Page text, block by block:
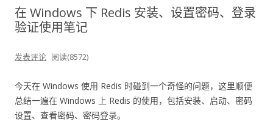
在 Windows 下 Redis 安装、设置密码、登录
验证使用笔记
发表评论 阅读(8572)
今天在 Windows 使用 Redis 时碰到一个奇怪的问题，这里顺便
总结一遍在 Windows 上 Redis 的使用，包括安装、启动、密码
设置、查看密码、密码登录。